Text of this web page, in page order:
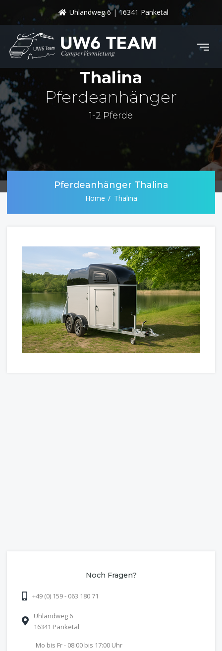
Uhlandweg 6 | 16341 Panketal
Thalina
Pferdeanhänger
1-2 Pferde
Pferdeanhänger Thalina
Home Thalina
Noch Fragen?
+49 (0) 159 - 063 180 71
Uhlandweg 6
16341 Panketal
Mo bis Fr - 08:00 bis 17:00 Uhr